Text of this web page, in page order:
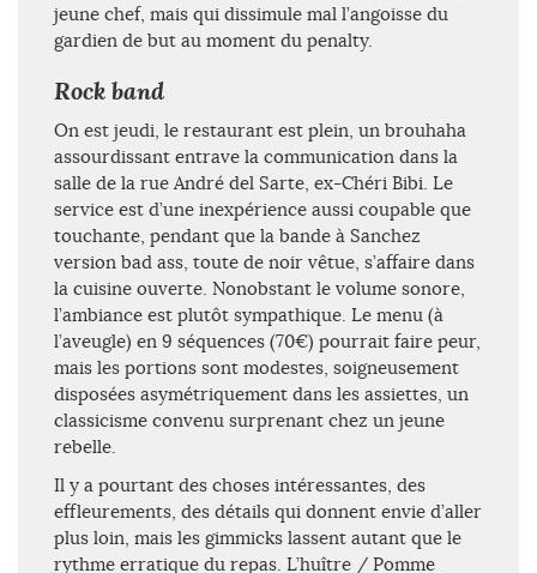
jeune chef, mais qui dissimule mal l’angoisse du
gardien de but au moment du penalty.
Rock band
On est jeudi, le restaurant est plein, un brouhaha
assourdissant entrave la communication dans la
salle de la rue André del Sarte, ex-Chéri Bibi. Le
service est d’une inexpérience aussi coupable que
touchante, pendant que la bande à Sanchez
version bad ass, toute de noir vêtue, s’affaire dans
la cuisine ouverte. Nonobstant le volume sonore,
l’ambiance est plutôt sympathique. Le menu (à
l’aveugle) en 9 séquences (70€) pourrait faire peur,
mais les portions sont modestes, soigneusement
disposées asymétriquement dans les assiettes, un
classicisme convenu surprenant chez un jeune
rebelle.
Il y a pourtant des choses intéressantes, des
effleurements, des détails qui donnent envie d’aller
plus loin, mais les gimmicks lassent autant que le
rythme erratique du repas. L’huître / Pomme